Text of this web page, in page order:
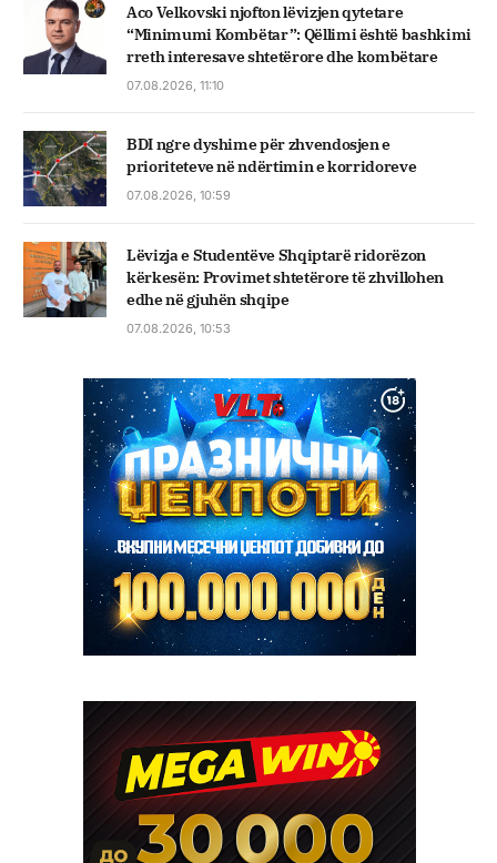
Aco Velkovski njofton lëvizjen qytetare
“Minimumi Kombëtar”: Qëllimi është bashkimi
rreth interesave shtetërore dhe kombëtare
07.08.2026, 11:10
BDI ngre dyshime për zhvendosjen e
prioriteteve në ndërtimin e korridoreve
07.08.2026, 10:59
Lëvizja e Studentëve Shqiptarë ridorëzon
kërkesën: Provimet shtetërore të zhvillohen
edhe në gjuhën shqipe
07.08.2026, 10:53